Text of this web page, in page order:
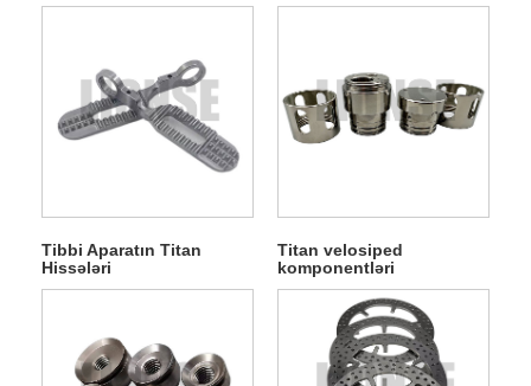
Tibbi Aparatın Titan
Hissələri
Titan velosiped
komponentləri